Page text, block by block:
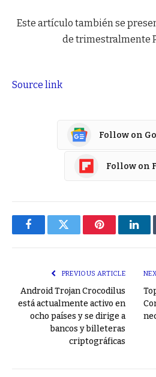
Este artículo también se
de trimestralmente
Source link
Follow on
Follow on
FacebookTwitter Pinterest
PREVIOUS ARTICLE
Android Trojan Crocodilus
está actualmente activo en
ocho países y se dirige a
bancos y billeteras
criptográficas